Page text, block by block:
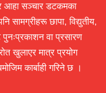
आहा सञ्चार डटकमका
सामग्रीहरू छापा, विद्युतीय,
वा प्रसारण
खुलाएर मात्र प्रयोग
कार्बाही गरिने छ ।